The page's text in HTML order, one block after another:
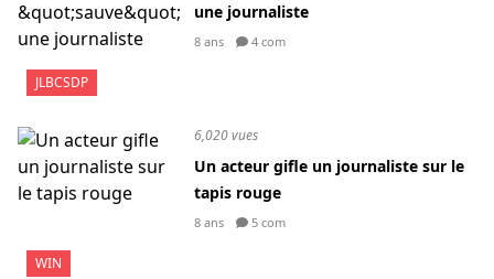
JLBCSDP
une journaliste
8 ans 4 com
WIN
6,020 vues
Un acteur gifle un journaliste sur le
tapis rouge
8 ans 5 com